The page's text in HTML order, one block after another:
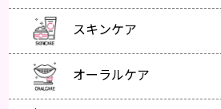
スキンケア
オーラルケア